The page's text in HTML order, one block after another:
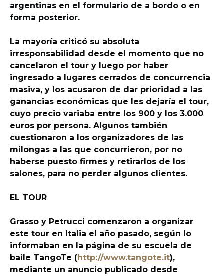
argentinas en el formulario de a bordo o en
forma posterior.
La mayoría criticó su absoluta
irresponsabilidad desde el momento que no
cancelaron el tour y luego por haber
ingresado a lugares cerrados de concurrencia
masiva, y los acusaron de dar prioridad a las
ganancias económicas que les dejaría el tour,
cuyo precio variaba entre los 900 y los 3.000
euros por persona. Algunos también
cuestionaron a los organizadores de las
milongas a las que concurrieron, por no
haberse puesto firmes y retirarlos de los
salones, para no perder algunos clientes.
EL TOUR
Grasso y Petrucci comenzaron a organizar
este tour en Italia el año pasado, según lo
informaban en la página de su escuela de
baile TangoTe (http://www.tangote.it),
mediante un anuncio publicado desde